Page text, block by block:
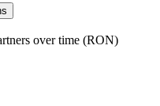
over time (RON)